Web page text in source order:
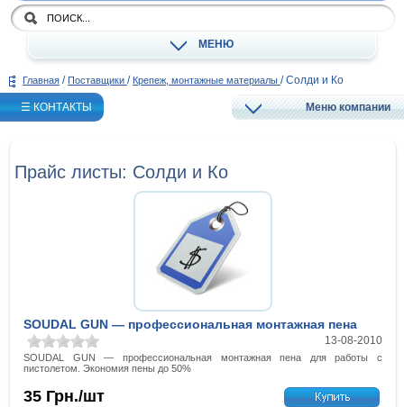
МЕНЮ
Главная / Поставщики / Крепеж, монтажные материалы / Солди и Ко
☰ КОНТАКТЫ Меню компании
Прайс листы: Солди и Ко
SOUDAL GUN — профессиональная монтажная пена
13-08-2010
SOUDAL GUN — профессиональная монтажная пена для работы с
пистолетом. Экономия пены до 50%
35 Грн./шт